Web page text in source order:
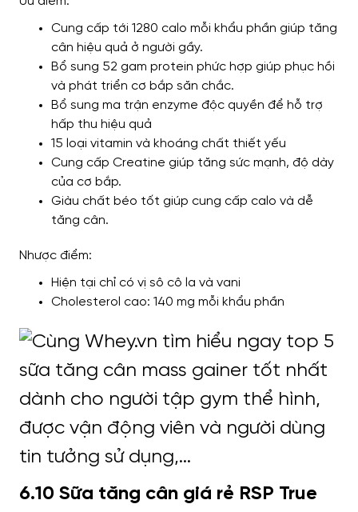
Cung cấp tới 1280 calo mỗi khẩu phần giúp tăng
cân hiệu quả ở người gầy.
Bổ sung 52 gam protein phức hợp giúp phục hồi
và phát triển cơ bắp săn chắc.
Bổ sung ma trận enzyme độc ​​quyền để hỗ trợ
hấp thu hiệu quả
15 loại vitamin và khoáng chất thiết yếu
Cung cấp Creatine giúp tăng sức mạnh, độ dày
của cơ bắp.
Giàu chất béo tốt giúp cung cấp calo và dễ
tăng cân.
Nhược điểm:
Hiện tại chỉ có vị sô cô la và vani
Cholesterol cao: 140 mg mỗi khẩu phần
6.10 Sữa tăng cân giá rẻ RSP True